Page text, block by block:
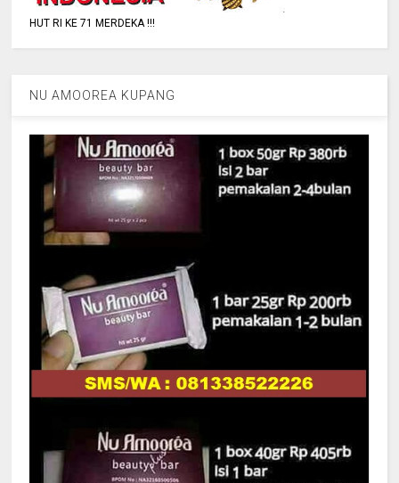
HUT RI KE 71 MERDEKA !!!
NU AMOOREA KUPANG